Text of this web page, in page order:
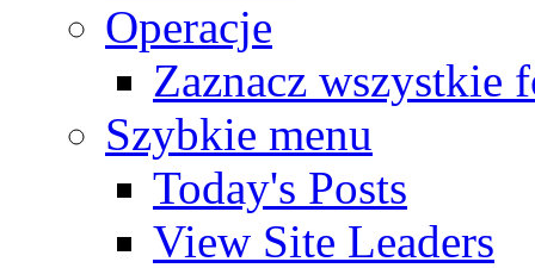
Operacje
Zaznacz wszystkie
Szybkie menu
Today's Posts
View Site Leaders